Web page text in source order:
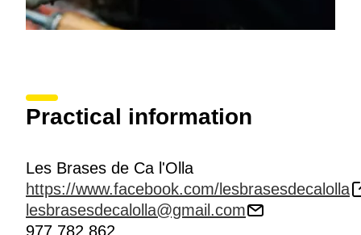
Practical information
Les Brases de Ca l'Olla
https://www.facebook.com/lesbrasesdecalolla
lesbrasesdecalolla@gmail.com
977 782 862